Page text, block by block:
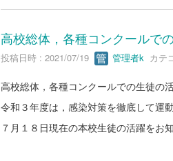
高校総体，各種コンクールで
投稿日時 : 2021/07/19 管理者k カテ
高校総体，各種コンクールでの生徒の活
令和３年度は，感染対策を徹底して運
７月１８日現在の本校生徒の活躍をお